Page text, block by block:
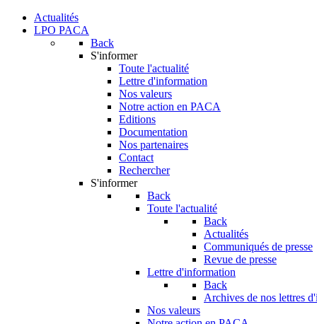
Actualités
LPO PACA
Back
S'informer
Toute l'actualité
Lettre d'information
Nos valeurs
Notre action en PACA
Editions
Documentation
Nos partenaires
Contact
Rechercher
S'informer
Back
Toute l'actualité
Back
Actualités
Communiqués de presse
Revue de presse
Lettre d'information
Back
Archives de nos lettres
Nos valeurs